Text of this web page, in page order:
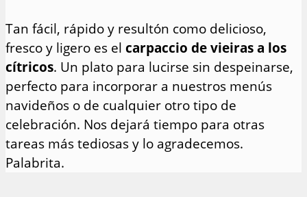
Tan fácil, rápido y resultón como delicioso,
fresco y ligero es el carpaccio de vieiras a los
cítricos. Un plato para lucirse sin despeinarse,
perfecto para incorporar a nuestros menús
navideños o de cualquier otro tipo de
celebración. Nos dejará tiempo para otras
tareas más tediosas y lo agradecemos.
Palabrita.